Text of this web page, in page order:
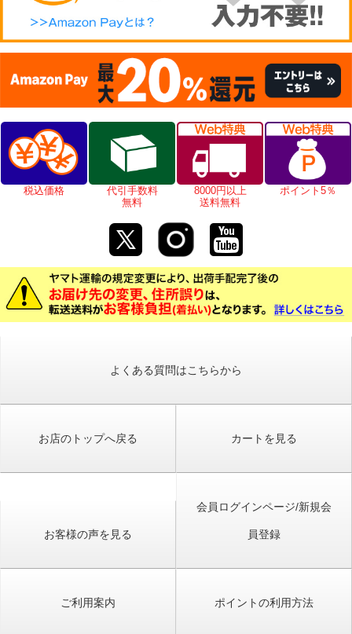
税込価格
代引手数料
無料
8000円以上
送料無料
ポイント5％
よくある質問はこちらから
お店のトップへ戻る カートを見る
お客様の声を見る
会員ログインページ/新規会
員登録
ご利用案内 ポイントの利用方法